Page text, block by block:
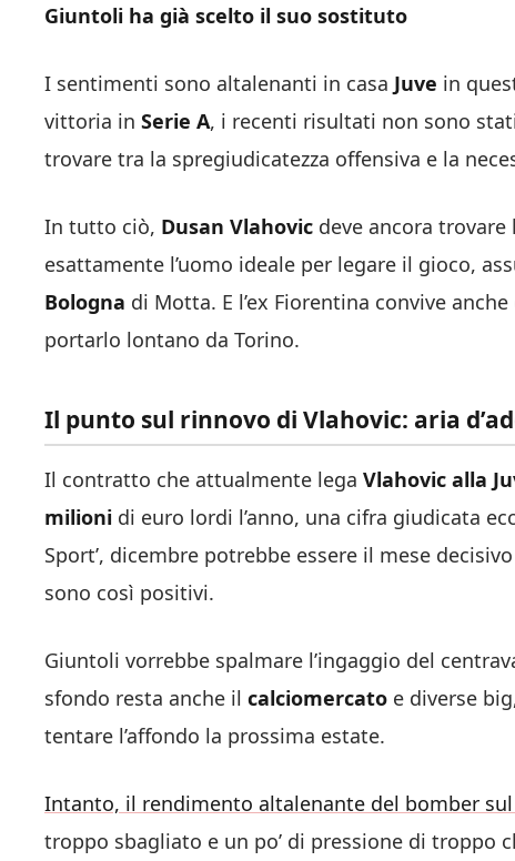
Giuntoli ha già scelto il suo sostituto
I sentimenti sono altalenanti in casa Juve in
vittoria in Serie A, i recenti risultati non sono
trovare tra la spregiudicatezza offensiva e la
In tutto ciò, Dusan Vlahovic deve ancora
esattamente l’uomo ideale per legare il gioco,
Bologna di Motta. E l’ex Fiorentina convive
portarlo lontano da Torino.
Il punto sul rinnovo di Vlahovic: aria
Il contratto che attualmente lega Vlahovic alla
milioni di euro lordi l’anno, una cifra giudicata
Sport’, dicembre potrebbe essere il mese decisivo
sono così positivi.
Giuntoli vorrebbe spalmare l’ingaggio del
sfondo resta anche il calciomercato e diverse
tentare l’affondo la prossima estate.
Intanto, il rendimento altalenante del bomber
troppo sbagliato e un po’ di pressione di troppo